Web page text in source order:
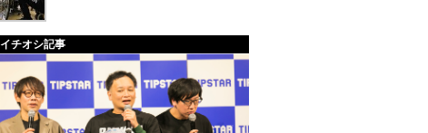
イチオシ記事